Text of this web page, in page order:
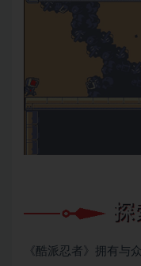
《酷派忍者》拥有与